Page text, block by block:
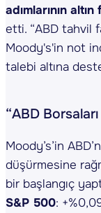
adımlarının
etti. “ABD tahvil
Moody's'in not
talebi altına
“ABD
Moody’s’in
düşürmesine
bir başlangıç
S&P 500: